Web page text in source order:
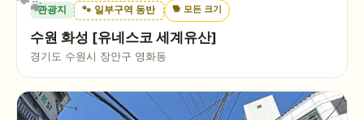
관광지 🐾 일부구역 동반 🐕 모든 크기
수원 화성 [유네스코 세계유산]
경기도 수원시 장안구 영화동